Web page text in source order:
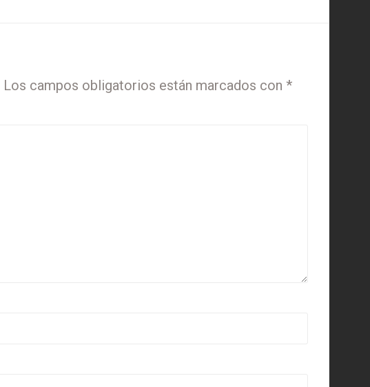
Los campos obligatorios están marcados con *